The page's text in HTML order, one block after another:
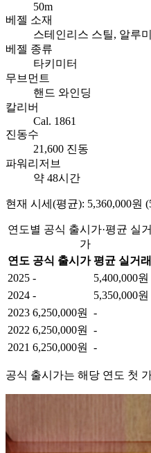
50m
베젤 소재
스테인리스 스틸, 알루
베젤 종류
타키미터
무브먼트
핸드 와인딩
칼리버
Cal. 1861
진동수
21,600 진동
파워리저브
약 48시간
현재 시세(평균): 5,360,000원
연도별 공식 출시가·평균 실
가
연도 공식 출시가 평균 실거
2025 -
5,400,000원
2024 -
5,350,000원
2023 6,250,000원
-
2022 6,250,000원
-
2021 6,250,000원 -
공식 출시가는 해당 연도 첫